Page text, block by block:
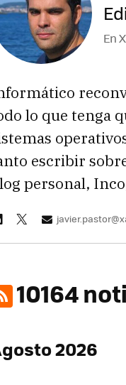
En
lo que tenga
escribir
personal,
10164
2026